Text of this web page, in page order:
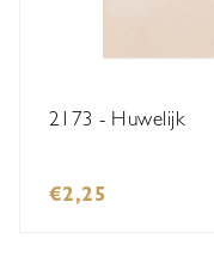
2173 - Huwelijk
€2,25